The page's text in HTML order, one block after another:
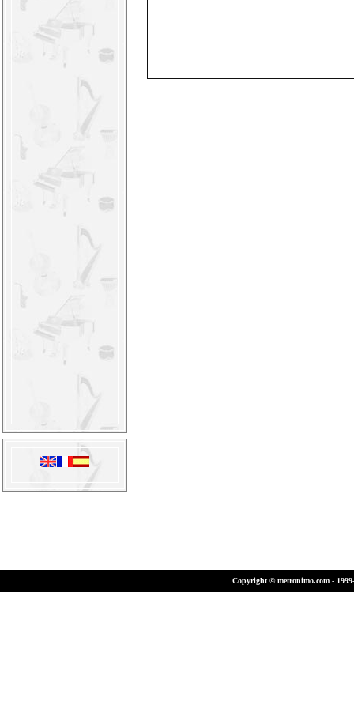
Copyright © metronimo.com -